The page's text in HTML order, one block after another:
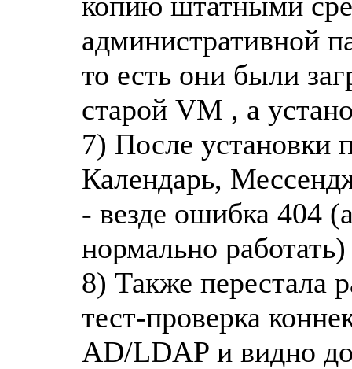
административной
то есть они были
старой VM , а
7) После установки
Календарь,
- везде ошибка 404
нормально работать)
8) Также перестала
тест-проверка
AD/LDAP и видно